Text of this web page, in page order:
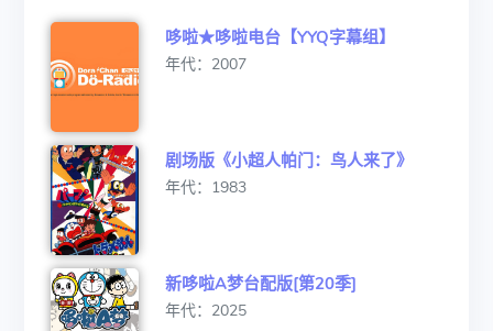
哆啦★哆啦电台【YYQ字幕组】
年代：2007
剧场版《小超人帕门：鸟人来了》
年代：1983
新哆啦A梦台配版[第20季]
年代：2025